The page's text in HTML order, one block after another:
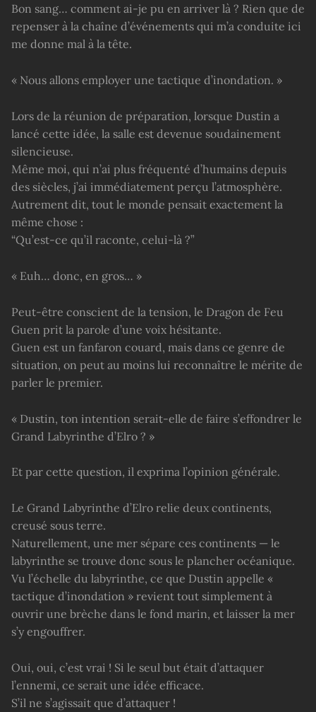
Bon sang… comment ai-je pu en arriver là ? Rien que de
repenser à la chaîne d’événements qui m’a conduite ici
me donne mal à la tête.
« Nous allons employer une tactique d’inondation. »
Lors de la réunion de préparation, lorsque Dustin a
lancé cette idée, la salle est devenue soudainement
silencieuse.
Même moi, qui n’ai plus fréquenté d’humains depuis
des siècles, j’ai immédiatement perçu l’atmosphère.
Autrement dit, tout le monde pensait exactement la
même chose :
“Qu’est-ce qu’il raconte, celui-là ?”
« Euh… donc, en gros… »
Peut-être conscient de la tension, le Dragon de Feu
Guen prit la parole d’une voix hésitante.
Guen est un fanfaron couard, mais dans ce genre de
situation, on peut au moins lui reconnaître le mérite de
parler le premier.
« Dustin, ton intention serait-elle de faire s’effondrer le
Grand Labyrinthe d’Elro ? »
Et par cette question, il exprima l’opinion générale.
Le Grand Labyrinthe d’Elro relie deux continents,
creusé sous terre.
Naturellement, une mer sépare ces continents — le
labyrinthe se trouve donc sous le plancher océanique.
Vu l’échelle du labyrinthe, ce que Dustin appelle «
tactique d’inondation » revient tout simplement à
ouvrir une brèche dans le fond marin, et laisser la mer
s’y engouffrer.
Oui, oui, c’est vrai ! Si le seul but était d’attaquer
l’ennemi, ce serait une idée efficace.
S’il ne s’agissait que d’attaquer !